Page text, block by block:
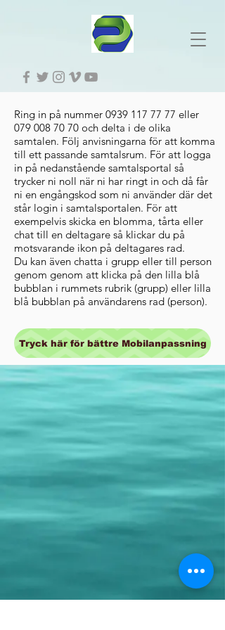
Ring in på nummer 0939 117 77 77 eller
079 008 70 70 och delta i de olika
samtalen. Följ anvisningarna för att komma
till ett passande samtalsrum. För att logga
in på nedanstående samtalsportal så
trycker ni noll när ni har ringt in och då får
ni en engångskod som ni använder där det
står login i samtalsportalen. För att
exempelvis skicka en blomma, tårta eller
chat till en deltagare så klickar du på
motsvarande ikon på deltagares rad.
Du kan även chatta i grupp eller till person
genom genom att klicka på den lilla blå
bubblan i rummets rubrik (grupp) eller lilla
blå bubblan på användarens rad (person).
Tryck här för bättre Mobilanpassning